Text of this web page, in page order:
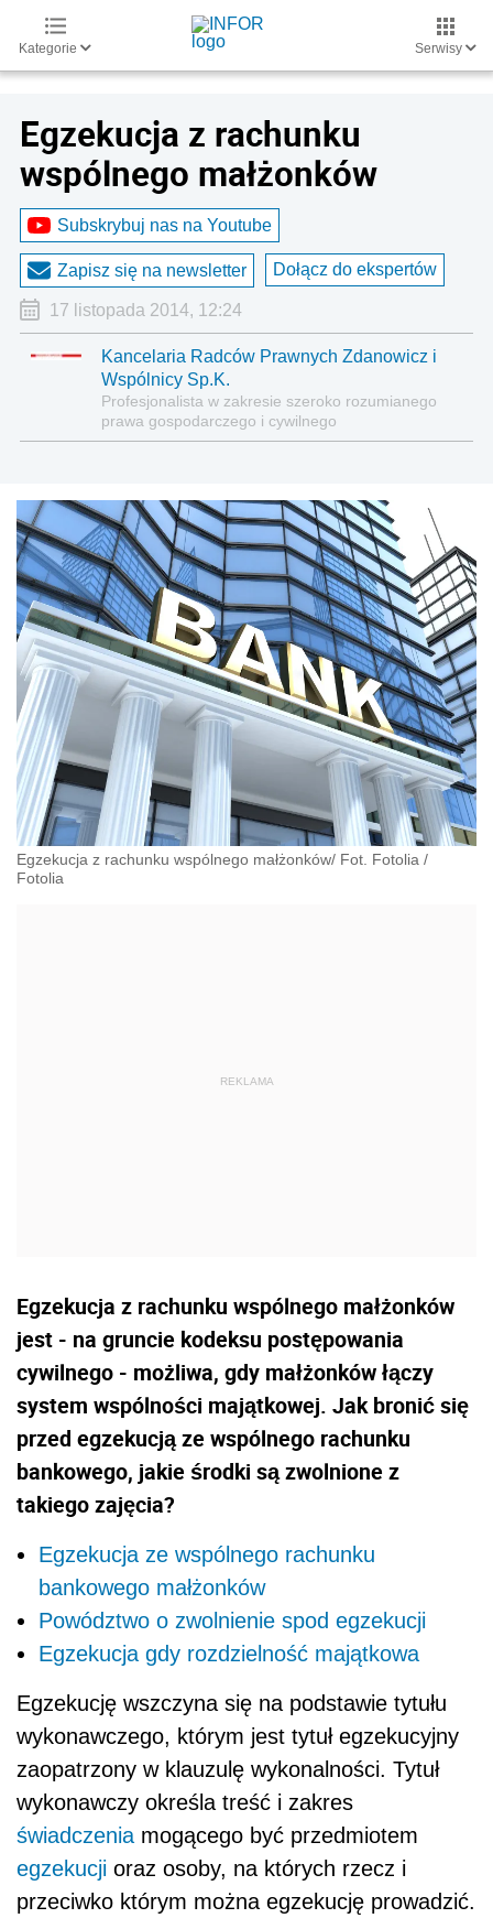
Kategorie Serwisy
Egzekucja z rachunku
wspólnego małżonków
Subskrybuj nas na Youtube
Zapisz się na newsletter Dołącz do ekspertów
17 listopada 2014, 12:24
Kancelaria Radców Prawnych Zdanowicz i
Wspólnicy Sp.K.
Profesjonalista w zakresie szeroko rozumianego
prawa gospodarczego i cywilnego
Egzekucja z rachunku wspólnego małżonków/ Fot. Fotolia /
Fotolia
Egzekucja z rachunku wspólnego małżonków
jest - na gruncie kodeksu postępowania
cywilnego - możliwa, gdy małżonków łączy
system wspólności majątkowej. Jak bronić się
przed egzekucją ze wspólnego rachunku
bankowego, jakie środki są zwolnione z
takiego zajęcia?
Egzekucja ze wspólnego rachunku
bankowego małżonków
Powództwo o zwolnienie spod egzekucji
Egzekucja gdy rozdzielność majątkowa
Egzekucję wszczyna się na podstawie tytułu
wykonawczego, którym jest tytuł egzekucyjny
zaopatrzony w klauzulę wykonalności. Tytuł
wykonawczy określa treść i zakres
świadczenia mogącego być przedmiotem
egzekucji oraz osoby, na których rzecz i
przeciwko którym można egzekucję prowadzić.